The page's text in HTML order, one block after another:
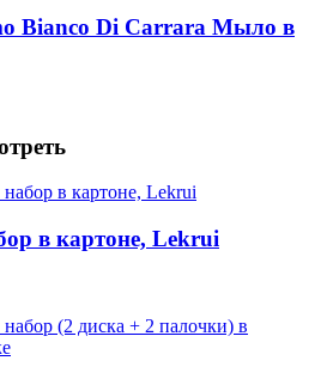
Bianco Di Carrara Мыло в
в картоне, Lekrui